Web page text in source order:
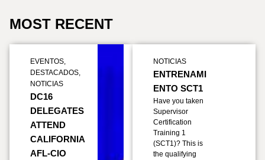
MOST RECENT
EVENTOS,
DESTACADOS,
NOTICIAS
DC16
DELEGATES
ATTEND
CALIFORNIA
AFL-CIO
NOTICIAS
ENTRENAMI
ENTO SCT1
Have you taken
Supervisor
Certification
Training 1
(SCT1)? This is
the qualifying